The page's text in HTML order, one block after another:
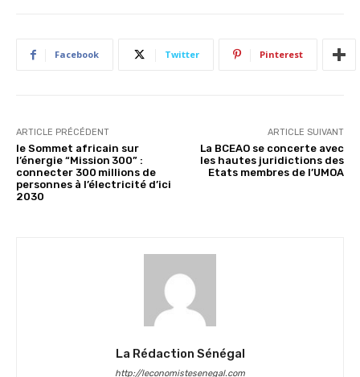
Facebook Twitter Pinterest
ARTICLE PRÉCÉDENT
le Sommet africain sur
l’énergie “Mission 300” :
connecter 300 millions de
personnes à l’électricité d’ici
2030
ARTICLE SUIVANT
La BCEAO se concerte avec
les hautes juridictions des
Etats membres de l’UMOA
La Rédaction Sénégal
http://leconomistesenegal.com